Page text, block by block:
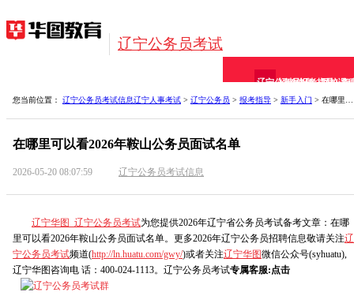
辽宁公务员考试
辽宁公务员
招考信息报考指导网校课备
您当前位置： 辽宁公务员考试信息辽宁人事考试 > 辽宁公务员 > 报考指导 > 新手入门 > 在哪里可以看2026年鞍山公务员面试名单
在哪里可以看2026年鞍山公务员面试名单
2026-05-20 08:07:59 辽宁公务员考试信息
辽宁华图_辽宁公务员考试为您提供2026年辽宁省公务员考试备考文章：在哪
里可以看2026年鞍山公务员面试名单。更多2026年辽宁公务员招聘信息敬请关注辽
宁公务员考试频道(http://ln.huatu.com/gwy/)或者关注辽宁华图微信公众号(syhuatu),
辽宁华图咨询电 话：400-024-1113。辽宁公务员考试专属客服:点击